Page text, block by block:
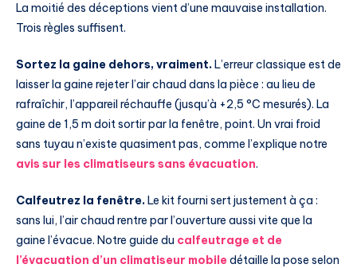
La moitié des déceptions vient d’une mauvaise installation.
Trois règles suffisent.
Sortez la gaine dehors, vraiment.L’erreur classique est de
laisser la gaine rejeter l’air chaud dans la pièce : au lieu de
rafraîchir, l’appareil réchauffe (jusqu’à +2,5 °C mesurés). La
gaine de 1,5 m doit sortir par la fenêtre, point. Un vrai froid
sans tuyau n’existe quasiment pas, comme l’explique notre
avis sur les climatiseurs sans évacuation.
Calfeutrez la fenêtre.Le kit fourni sert justement à ça :
sans lui, l’air chaud rentre par l’ouverture aussi vite que la
gaine l’évacue. Notre guide du calfeutrage et de
l’évacuation d’un climatiseur mobile détaille la pose selon